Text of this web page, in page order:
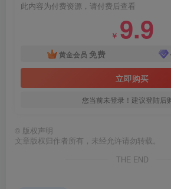
此内容为付费资源，请付费后查看
￥ 9.9
黄金会员 免费
立即购买
您当前未登录！建议登陆后
© 版权声明
文章版权归作者所有，未经允许请勿转载。
THE END